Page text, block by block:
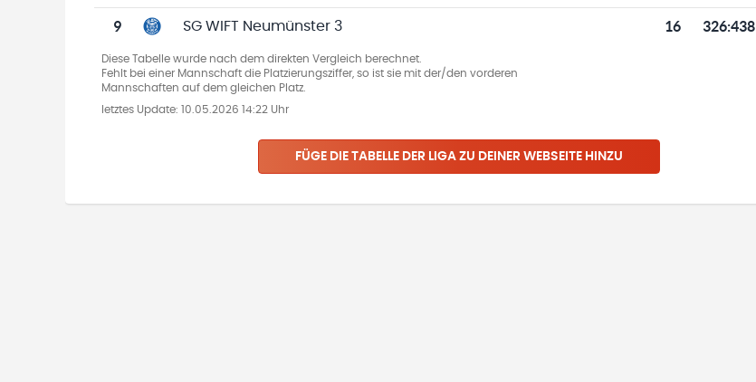
9 SG WIFT Neumünster 3 16 326:438
Diese Tabelle wurde nach dem direkten Vergleich berechnet.
Fehlt bei einer Mannschaft die Platzierungsziffer, so ist sie mit der/den vorderen
Mannschaften auf dem gleichen Platz.
letztes Update: 10.05.2026 14:22 Uhr
FÜGE DIE TABELLE DER LIGA ZU DEINER WEBSEITE HINZU